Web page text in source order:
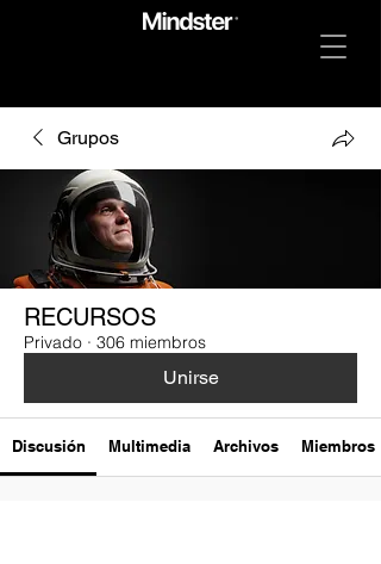
Grupos
RECURSOS
Privado · 306 miembros
Unirse
Discusión Multimedia Archivos Miembros